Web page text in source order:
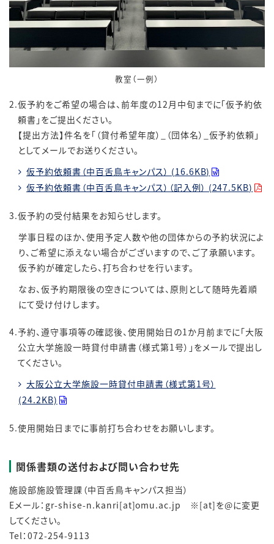
教室（一例）
2.仮予約をご希望の場合は、前年度の12月中旬までに「仮予約依
頼書」をご提出ください。
【提出方法】件名を「（貸付希望年度）_（団体名）_仮予約依頼」
としてメールでお送りください。
仮予約依頼書（中百舌鳥キャンパス） (16.6KB)
仮予約依頼書（中百舌鳥キャンパス）（記入例） (247.5KB)
3.仮予約の受付結果をお知らせします。
学事日程のほか、使用予定人数や他の団体からの予約状況によ
り、ご希望に添えない場合がございますので、ご了承願います。
仮予約が確定したら、打ち合わせを行います。
なお、仮予約期限後の空きについては、原則として随時先着順
にて受け付けします。
4.予約、遵守事項等の確認後、使用開始日の1か月前までに「大阪
公立大学施設一時貸付申請書（様式第1号）」をメールで提出し
てください。
大阪公立大学施設一時貸付申請書（様式第1号）
(24.2KB)
5.使用開始日までに事前打ち合わせをお願いします。
関係書類の送付および問い合わせ先
施設部施設管理課（中百舌鳥キャンパス担当）
Eメール：gr-shise-n.kanri[at]omu.ac.jp ※[at]を@に変更
してください。
Tel：072-254-9113